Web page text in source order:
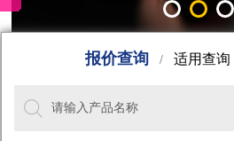
报价查询 / 适用查询
请输入产品名称